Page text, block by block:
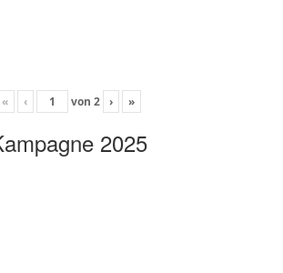
« ‹ von 2 › »
2025